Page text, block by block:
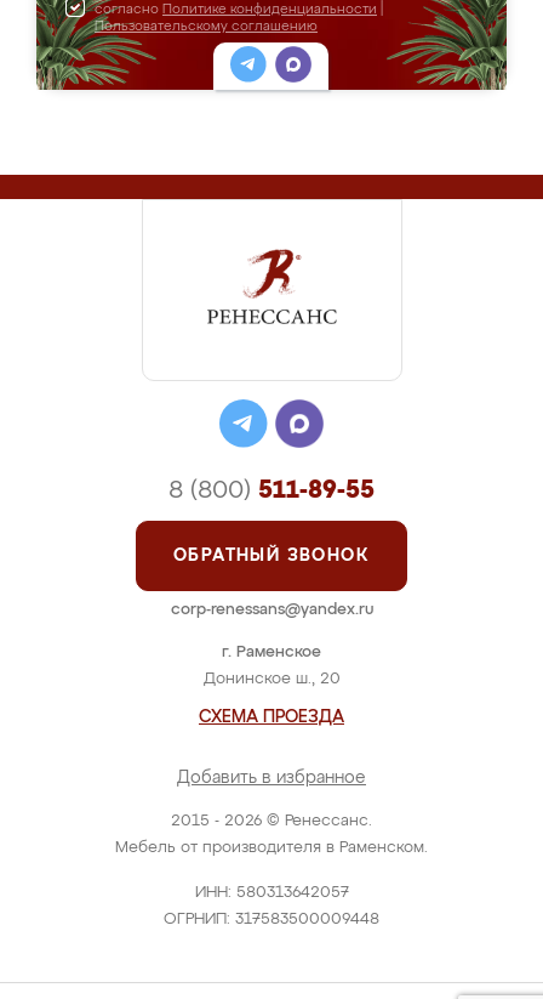
согласно Политике конфиденциальности
Пользовательскому соглашению
2015 - 2026 © Ренессанс.
Мебель от производителя в Раменском.
ИНН: 580313642057
ОГРНИП: 317583500009448
г. Раменское
Донинское ш., 20
СХЕМА ПРОЕЗДА
Добавить в избранное
8 (800) 511-89-55
ОБРАТНЫЙ ЗВОНОК
corp-renessans@yandex.ru